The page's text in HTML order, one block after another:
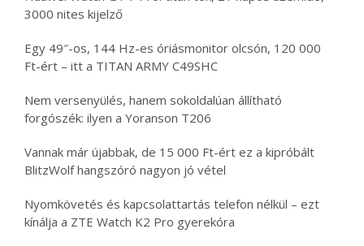
3000 nites kijelző
Egy 49″-os, 144 Hz-es óriásmonitor olcsón, 120 000
Ft-ért – itt a TITAN ARMY C49SHC
Nem versenyülés, hanem sokoldalúan állítható
forgószék: ilyen a Yoranson T206
Vannak már újabbak, de 15 000 Ft-ért ez a kipróbált
BlitzWolf hangszóró nagyon jó vétel
Nyomkövetés és kapcsolattartás telefon nélkül – ezt
kínálja a ZTE Watch K2 Pro gyerekóra